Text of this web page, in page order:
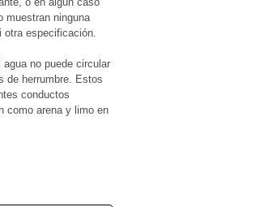
muestran ninguna
otra especificación.
no puede circular
de herrumbre. Estos
conductos
como arena y limo en